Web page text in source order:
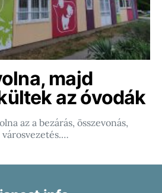
majd
az óvodák
az a bezárás, összevonás,